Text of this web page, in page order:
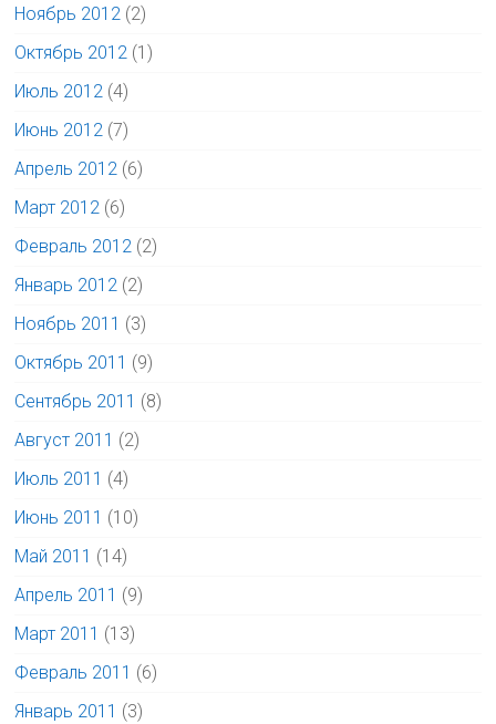
Ноябрь 2012 (2)
Октябрь 2012 (1)
Июль 2012 (4)
Июнь 2012 (7)
Апрель 2012 (6)
Март 2012 (6)
Февраль 2012 (2)
Январь 2012 (2)
Ноябрь 2011 (3)
Октябрь 2011 (9)
Сентябрь 2011 (8)
Август 2011 (2)
Июль 2011 (4)
Июнь 2011 (10)
Май 2011 (14)
Апрель 2011 (9)
Март 2011 (13)
Февраль 2011 (6)
Январь 2011 (3)